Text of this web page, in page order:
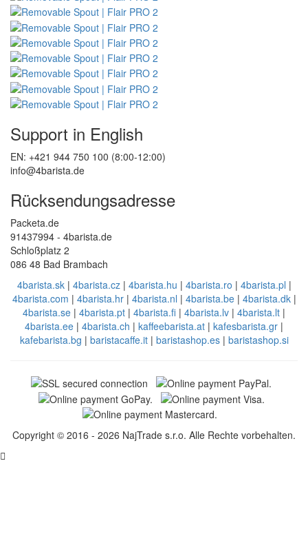
Support in English
EN: +421 944 750 100 (8:00-12:00)
info@4barista.de
Rücksendungsadresse
Packeta.de
91437994 - 4barista.de
Schloßplatz 2
086 48 Bad Brambach
4barista.sk| 4barista.cz| 4barista.hu | 4barista.ro | 4barista.pl |
4barista.com | 4barista.hr| 4barista.nl | 4barista.be| 4barista.dk|
4barista.se | 4barista.pt | 4barista.fi | 4barista.lv | 4barista.lt |
4barista.ee | 4barista.ch | kaffeebarista.at | kafesbarista.gr |
kafebarista.bg | baristacaffe.it| baristashop.es| baristashop.si
Copyright © 2016 - 2026 NajTrade s.r.o. Alle Rechte vorbehalten.